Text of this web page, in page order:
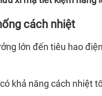
cách nhiệt
lớn đến tiêu hao
có khả năng cách nhiệt